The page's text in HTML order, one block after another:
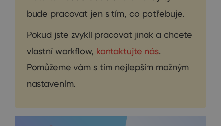
bude pracovat jen s tím, co potřebuje.
Pokud jste zvyklí pracovat jinak a chcete
vlastní workflow, kontaktujte nás.
Pomůžeme vám s tím nejlepším možným
nastavením.